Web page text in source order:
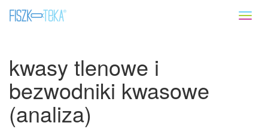
kwasy tlenowe i
bezwodniki kwasowe
(analiza)